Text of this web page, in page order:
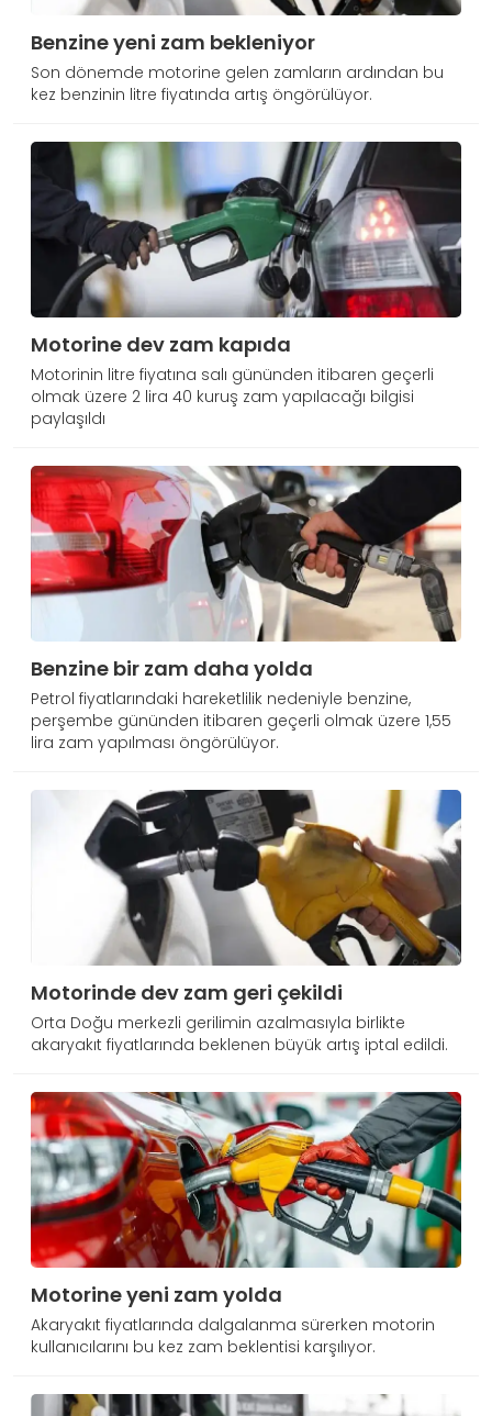
Benzine yeni zam bekleniyor
Son dönemde motorine gelen zamların ardından bu
kez benzinin litre fiyatında artış öngörülüyor.
Motorine dev zam kapıda
Motorinin litre fiyatına salı gününden itibaren geçerli
olmak üzere 2 lira 40 kuruş zam yapılacağı bilgisi
paylaşıldı
Benzine bir zam daha yolda
Petrol fiyatlarındaki hareketlilik nedeniyle benzine,
perşembe gününden itibaren geçerli olmak üzere 1,55
lira zam yapılması öngörülüyor.
Motorinde dev zam geri çekildi
Orta Doğu merkezli gerilimin azalmasıyla birlikte
akaryakıt fiyatlarında beklenen büyük artış iptal edildi.
Motorine yeni zam yolda
Akaryakıt fiyatlarında dalgalanma sürerken motorin
kullanıcılarını bu kez zam beklentisi karşılıyor.